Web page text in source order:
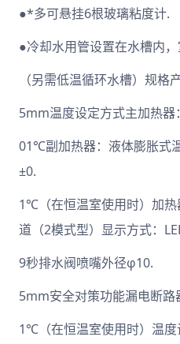
●*多可悬挂6根玻璃粘度计.
●冷却水用管设置在水槽内
（另需低温循环水槽）规
5mm温度设定方式主加热
01℃副加热器：液体膨胀式
±0.
1℃（在恒温室使用时）加热
道（2模式型）显示方式：
9秒排水阀喷嘴外径φ10.
5mm安全对策功能漏电断
1℃（在恒温室使用时）温